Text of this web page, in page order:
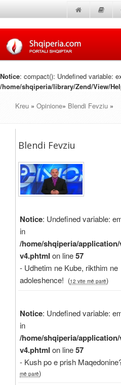
Notice: compact(): Undefined variable:
/home/shqiperia/library/Zend/View/
Kreu » Opinione» Blendi Fevziu »
Blendi Fevziu
Notice: Undefined variable:
in
/home/shqiperia/
v4.phtml on line57
- Udhetim ne Kube, rikthim ne
adoleshence! (12 vite më parë)
Notice: Undefined variable:
in
/home/shqiperia/
v4.phtml on line57
- Kush po e prish
më parë)